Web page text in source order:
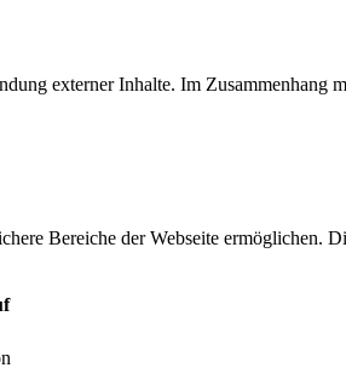
externer Inhalte. Im Zusammenhang
Bereiche der Webseite ermöglichen.